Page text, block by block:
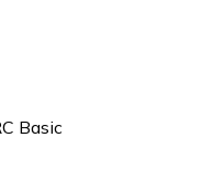
Basic